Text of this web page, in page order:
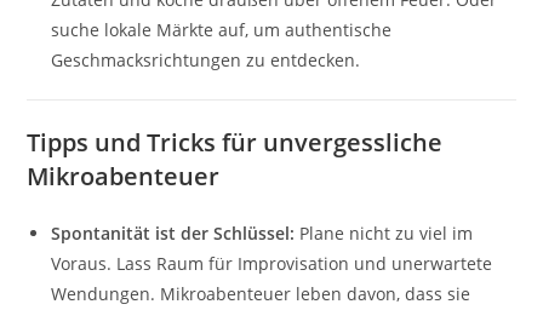
suche lokale Märkte auf, um authentische
Geschmacksrichtungen zu entdecken.
Tipps und Tricks für unvergessliche
Mikroabenteuer
Spontanität ist der Schlüssel: Plane nicht zu viel im
Voraus. Lass Raum für Improvisation und unerwartete
Wendungen. Mikroabenteuer leben davon, dass sie